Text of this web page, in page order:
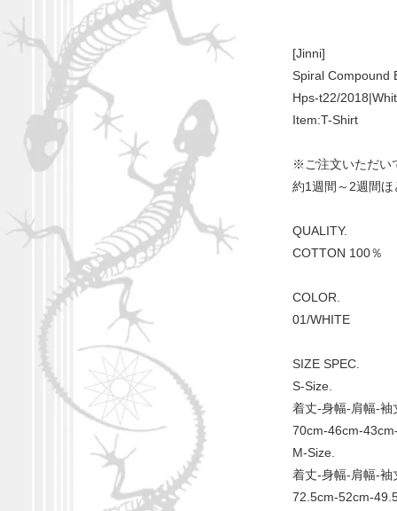
[Jinni]
Spiral Compound
Hps-t22/
Item:T-Shirt
※ご注文いただい
約1週間～2週間
QUALITY.
COTTON 100％
COLOR.
01/WHITE
SIZE SPEC.
S-Size.
着丈-身幅-肩幅-袖
70cm-46cm-
M-Size.
着丈-身幅-肩幅-袖
72.5cm-52cm-